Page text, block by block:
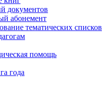
документов
абонемент
тематических списков
помощь
года